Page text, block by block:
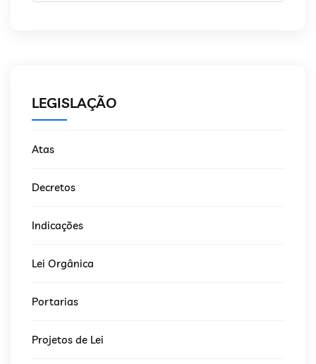
LEGISLAÇÃO
Atas
Decretos
Indicações
Lei Orgânica
Portarias
Projetos de Lei